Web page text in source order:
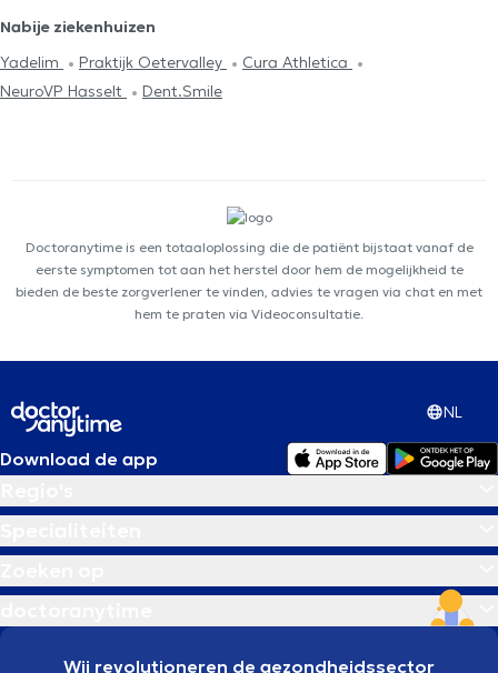
Nabije ziekenhuizen
Yadelim
Praktijk Oetervalley
Cura Athletica
NeuroVP Hasselt
Dent.Smile
Doctoranytime is een totaaloplossing die de patiënt bijstaat vanaf de
eerste symptomen tot aan het herstel door hem de mogelijkheid te
bieden de beste zorgverlener te vinden, advies te vragen via chat en met
hem te praten via Videoconsultatie.
NL
Download de app
Wij revolutioneren de gezondheidssector